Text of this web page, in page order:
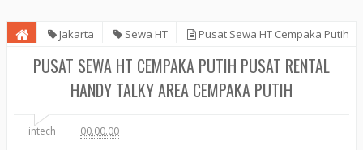
Jakarta Sewa HT
Pusat Sewa HT Cempaka Putih
Pusat Rental Handy Talky Area Cempaka Putih
PUSAT SEWA HT CEMPAKA PUTIH PUSAT RENTAL
HANDY TALKY AREA CEMPAKA PUTIH
intech 00.00.00